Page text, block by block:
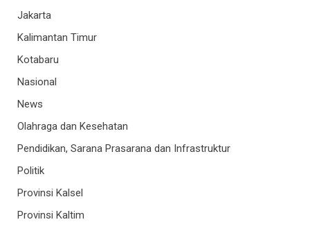
Jakarta
Kalimantan Timur
Kotabaru
Nasional
News
Olahraga dan Kesehatan
Pendidikan, Sarana Prasarana dan Infrastruktur
Politik
Provinsi Kalsel
Provinsi Kaltim